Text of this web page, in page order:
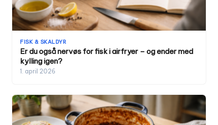
FISK & SKALDYR
Er du også nervøs for fisk i airfryer – og ender med
kylling igen?
1. april 2026